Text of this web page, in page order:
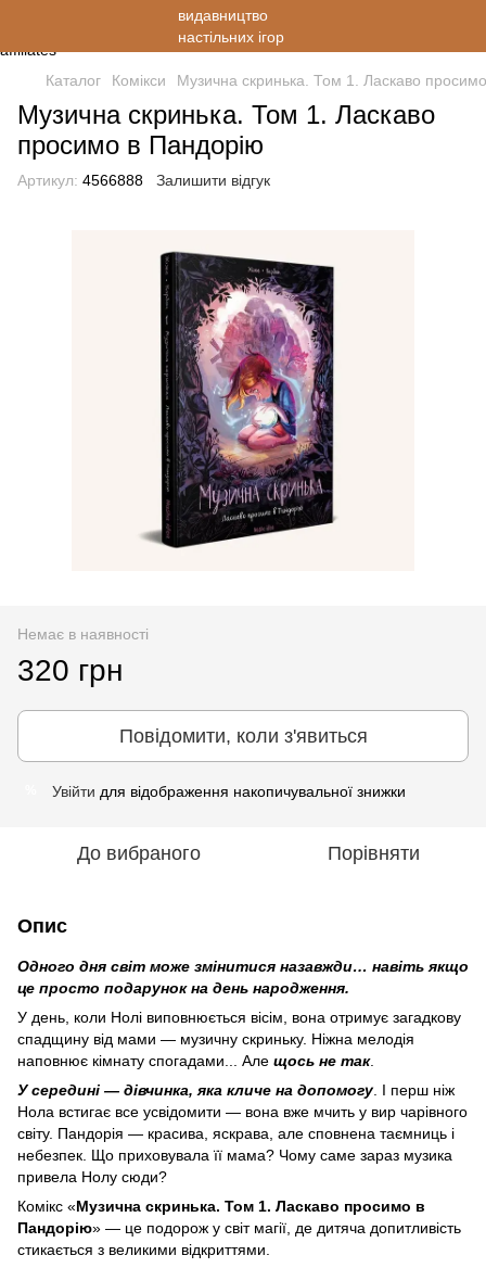
Каталог Комікси Музична скринька. Том 1. Ласкаво
Музична скринька. Том 1. Ласкаво
просимо в Пандорію
Артикул: 4566888 Залишити відгук
Немає в наявності
320 грн
Повідомити, коли з'явиться
Увійти для відображення накопичувальної знижки
До вибраного Порівняти
Опис
Одного дня світ може змінитися назавжди… навіть якщо
це просто подарунок на день народження.
У день, коли Нолі виповнюється вісім, вона отримує загадкову
спадщину від мами — музичну скриньку. Ніжна мелодія
наповнює кімнату спогадами... Але щось не так.
У середині — дівчинка, яка кличе на допомогу. І перш ніж
Нола встигає все усвідомити — вона вже мчить у вир чарівного
світу. Пандорія — красива, яскрава, але сповнена таємниць і
небезпек. Що приховувала її мама? Чому саме зараз музика
привела Нолу сюди?
Комікс «Музична скринька. Том 1. Ласкаво просимо в
Пандорію» — це подорож у світ магії, де дитяча допитливість
стикається з великими відкриттями.